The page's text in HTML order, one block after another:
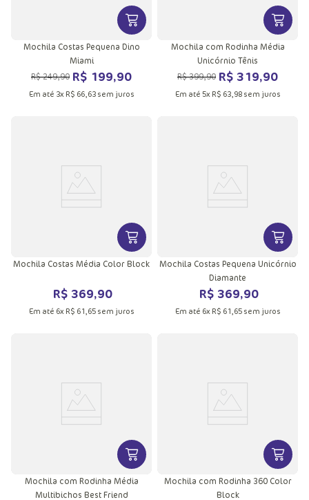
VER MAIS INFORMAÇÕES DO
Mochila Costas Pequena Dino
Miami
R$249,90 R$ 199,90
Em até 3x R$ 66, 63sem juros
VER
Mochila com Rodinha Média
Unicórnio Tênis
R$399,90 R$ 319,90
Em até 5x R$ 63, 98sem juros
VER MAIS INFORMAÇÕES DO
Mochila Costas Média Color Block
R$ 369,90
Em até 6x R$ 61 65sem juros
VER
Mochila Costas Pequena Unicórnio
Diamante
R$ 369,90
Em até 6x R$ 61 65sem juros
VER MAIS INFORMAÇÕES DO
Mochila com Rodinha Média
Multibichos Best Friend
VER
Mochila com Rodinha 360 Color
Block